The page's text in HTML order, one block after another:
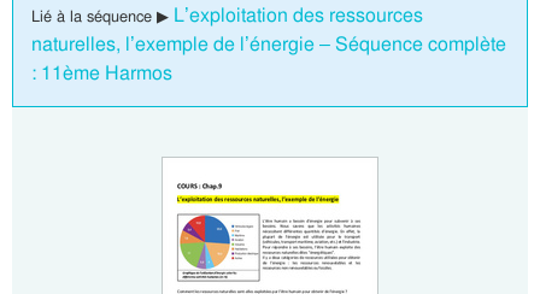
Lié à la séquence ▶ L’exploitation des ressources
naturelles, l’exemple de l’énergie – Séquence complète
: 11ème Harmos